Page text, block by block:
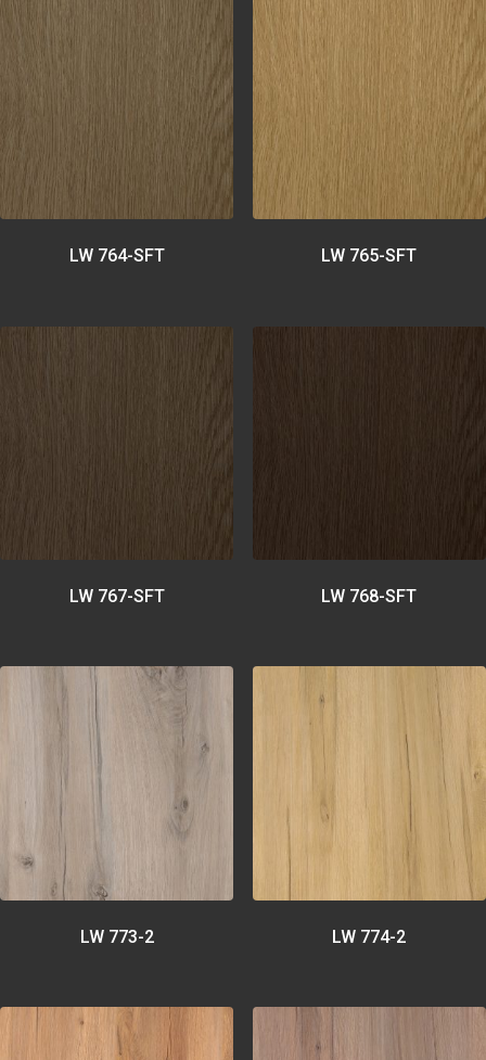
LW 764-SFT LW 765-SFT
LW 767-SFT LW 768-SFT
LW 773-2 LW 774-2